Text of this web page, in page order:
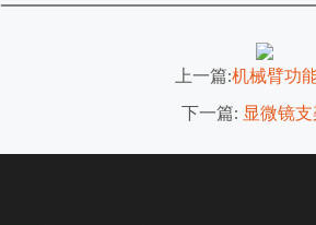
上一篇:机械臂功
下一篇: 显微镜